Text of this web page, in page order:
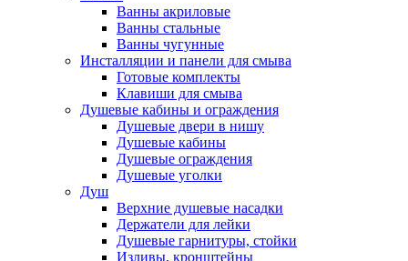
Ванны акриловые
Ванны стальные
Ванны чугунные
Инсталляции и панели для смыва
Готовые комплекты
Клавиши для смыва
Душевые кабины и ограждения
Душевые двери в нишу
Душевые кабины
Душевые ограждения
Душевые уголки
Душ
Верхние душевые насадки
Держатели для лейки
Душевые гарнитуры, стойки
Изливы, кронштейны